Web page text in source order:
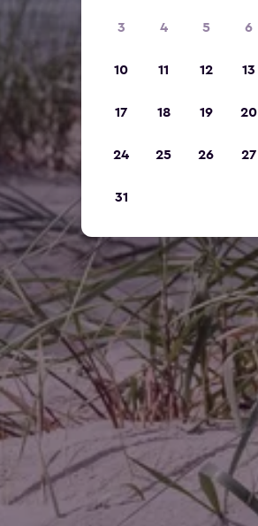
3 4 5 6
10 11 12 13
17 18 19 20
24 25 26 27
31